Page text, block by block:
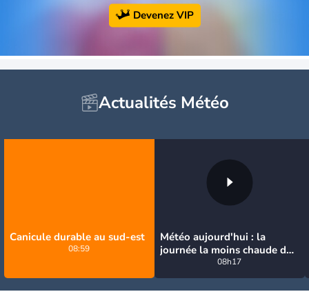
Devenez VIP
Actualités Météo
Canicule durable au sud-est
08:59
Météo aujourd'hui : la
journée la moins chaude de
la semaine, excepté près de
la Méditerranée
08h17